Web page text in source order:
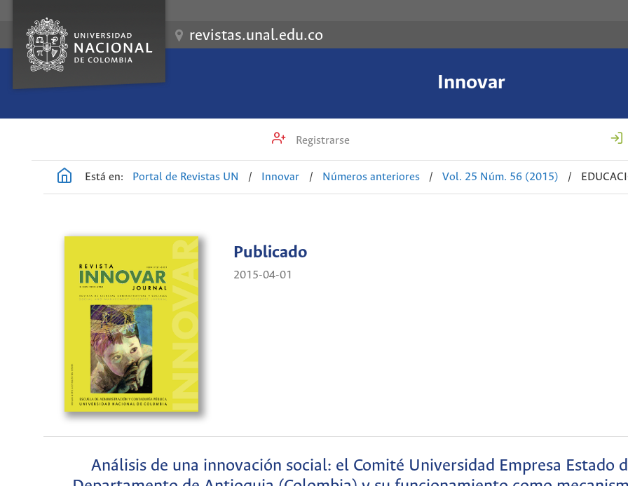
revistas.unal.edu.co
Innovar
Registrarse
Está en: Portal de Revistas UN / Innovar / Números anteriores / Vol. 25 Núm. 56 (2015) /
Publicado
2015-04-01
Análisis de una innovación social: el Comité Universidad Empresa Estado